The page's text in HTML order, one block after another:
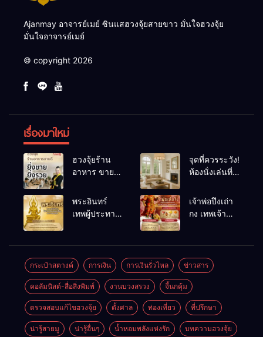
Ajanmay อาจารย์เมย์ ซินแสฮวงจุ้ยสายขาว มั่นใจฮวงจุ้ย
มั่นใจอาจารย์เมย์
© copyright 2026
เรื่องมาใหม่
ฮวงจุ้ยร้าน
อาหาร ขายดี
เคล็ดลับปรับ
ดวง ปรับร้าน
ให้ลูกค้าแน่น
จุดที่ควรระวัง!
ห้องนั่งเล่นที่
พลังชีวิต
พระอินทร์
เทพผู้ประทาน
เจ้าพ่อปึงเถ่า
กง เทพเจ้า
กระเป๋าสตางค์ การเงิน การเงินรั่วไหล ข่าวสาร
คอลัมนิสต์-สื่อสิ่งพิมพ์ งานบวงสรวง จี้นกคุ้ม
ตรวจสอบแก้ไขฮวงจุ้ย ตั้งศาล ท่องเที่ยว ที่ปรึกษา
น่ารู้สายมู น่ารู้อื่นๆ น้ำหอมพลังแห่งรัก บทความฮวงจุ้ย